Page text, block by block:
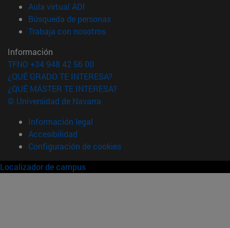
Aula virtual ADI
Búsqueda de personas(abre en nueva ventana)
Trabaja con nosotros(abre en nueva ventana)
Información
TFNO +34 948 42 56 00
¿QUÉ GRADO TE INTERESA?
¿QUÉ MÁSTER TE INTERESA?
© Universidad de Navarra
Información legal
Accesibilidad
Configuración de cookies
Localizador de campus